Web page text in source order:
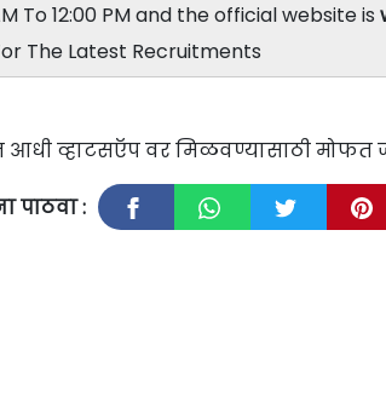
To 12:00 PM and the official website is
The Latest Recruitments
आधी व्हाटसऍप वर मिळवण्यासाठी मोफत
पाठवा :